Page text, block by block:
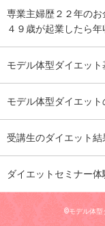
専業主婦歴２２年の
４９歳が起業したら年
モデル体型ダイエット
モデル体型ダイエット
受講生のダイエット結
ダイエットセミナー体
©モデル体型